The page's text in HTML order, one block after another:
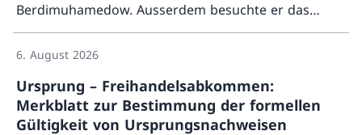
Berdimuhamedow. Ausserdem besuchte er das
OSZE-Zentrum in Aschgabat. Im Oktober 2026 ist
eine Reise des EDA-Vorstehers nach Armenien und
Georgien geplant.
Mehr
6. August 2026
Ursprung – Freihandelsabkommen:
Merkblatt zur Bestimmung der formellen
Gültigkeit von Ursprungsnachweisen